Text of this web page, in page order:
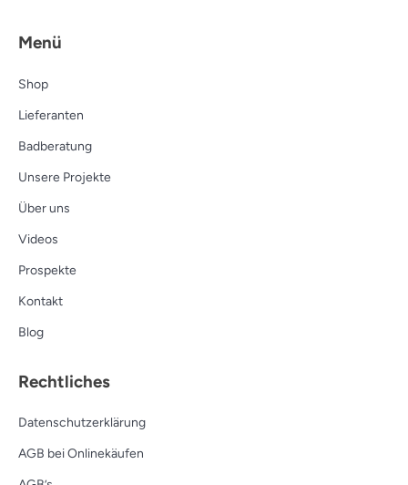
Menü
Shop
Lieferanten
Badberatung
Unsere Projekte
Über uns
Videos
Prospekte
Kontakt
Blog
Rechtliches
Datenschutzerklärung
AGB bei Onlinekäufen